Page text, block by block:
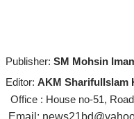
Publisher: SM Mohsin
Editor: AKM SharifulIslam
Office : House no-51,
Email: